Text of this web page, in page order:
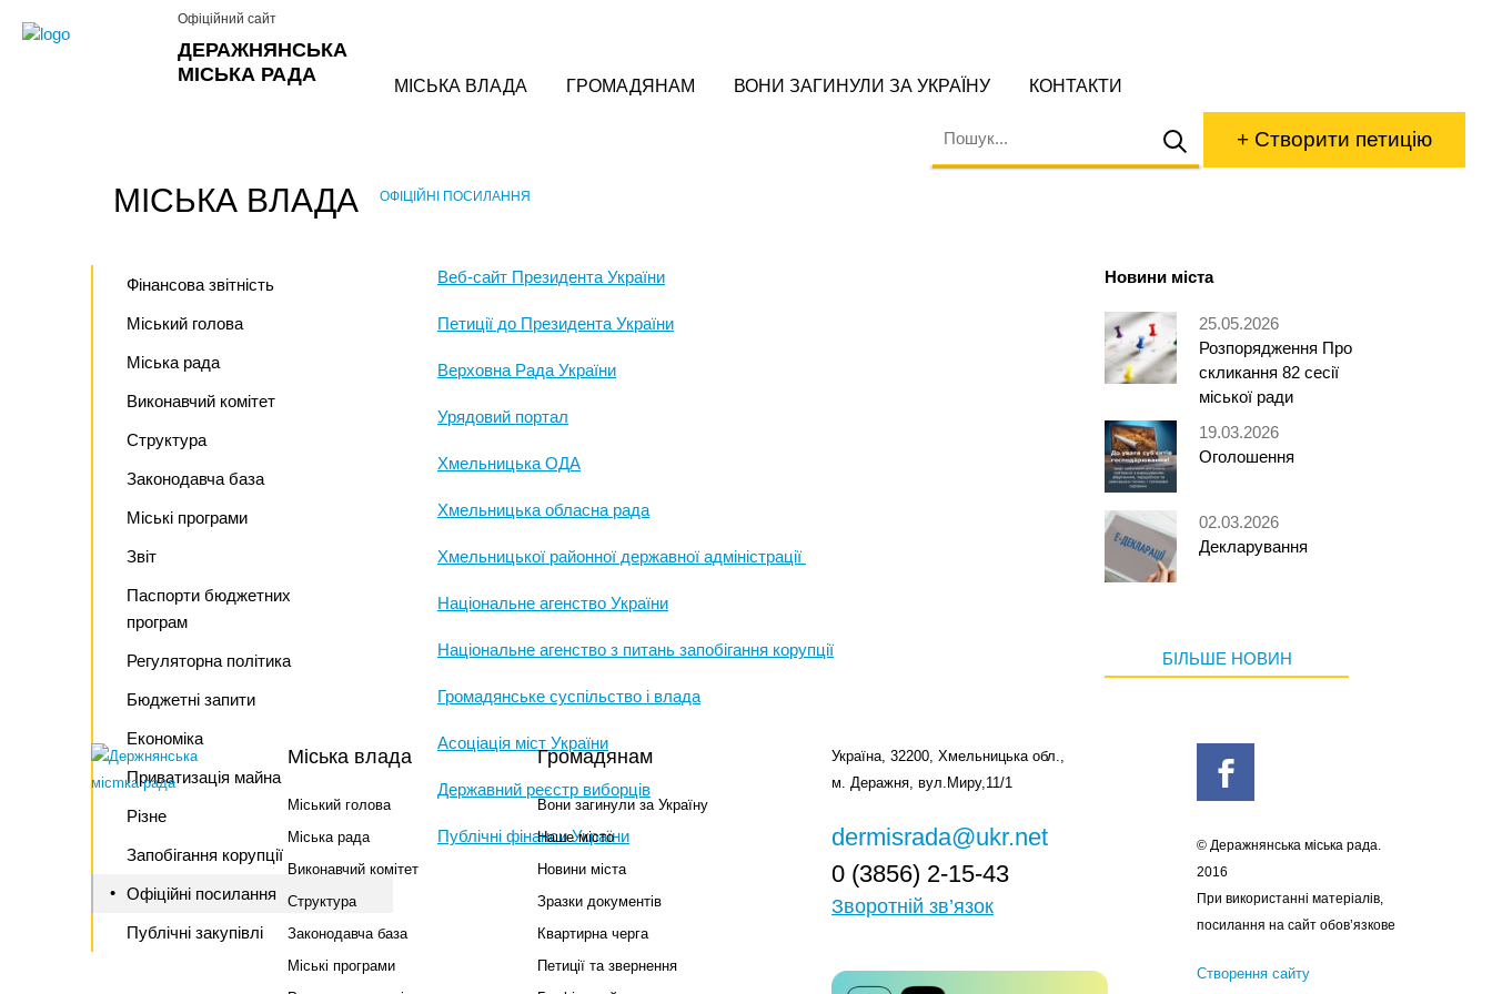
ДЕРАЖНЯНСЬКА
МІСЬКА РАДА
Офіційний сайт
МІСЬКА ВЛАДА ГРОМАДЯНАМ ВОНИ ЗАГИНУЛИ ЗА УКРАЇНУ КОНТАКТИ
+ Створити петицію
МІСЬКА ВЛАДА ОФІЦІЙНІ ПОСИЛАННЯ
Фінансова звітність
Міський голова
Міська рада
Виконавчий комітет
Структура
Законодавча база
Міські програми
Звіт
Паспорти бюджетних
програм
Регуляторна політика
Бюджетні запити
Економіка
Приватизація майна
Різне
Запобігання корупції
Офіційні посилання
Публічні закупівлі
Новини міста
25.05.2026
Розпорядження Про
скликання 82 сесії
міської ради
19.03.2026
Оголошення
02.03.2026
Декларування
БІЛЬШЕ НОВИН
Веб-сайт Президента України
Петиції до Президента України
Верховна Рада України
Урядовий портал
Хмельницька ОДА
Хмельницька обласна рада
Хмельницької районної державної адміністрації
Національне агенство України
Національне агенство з питань запобігання корупції
Громадянське суспільство і влада
Асоціація міст України
Державний реєстр виборців
Публічні фінанси України
Міська влада
Міський голова
Міська рада
Виконавчий комітет
Структура
Законодавча база
Міські програми
Громадянам
Вони загинули за Україну
Наше місто
Новини міста
Зразки документів
Квартирна черга
Петиції та звернення
Україна, 32200, Хмельницька обл.,
м. Деражня, вул.Миру,11/1
dermisrada@ukr.net
0 (3856) 2-15-43
Зворотній зв’язок
© Деражнянська міська рада.
2016
При використанні матеріалів,
посилання на сайт обов’язкове
Створення сайту